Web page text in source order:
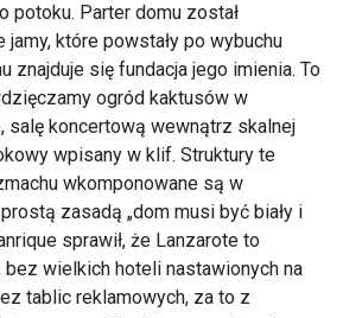
potoku. Parter domu został
które powstały po wybuchu
znajduje się fundacja jego imienia. To
ogród kaktusów w
salę koncertową wewnątrz skalnej
wpisany w klif. Struktury te
wkomponowane są w
zasadą „dom musi być biały i
sprawił, że Lanzarote to
wielkich hoteli nastawionych na
tablic reklamowych, za to z